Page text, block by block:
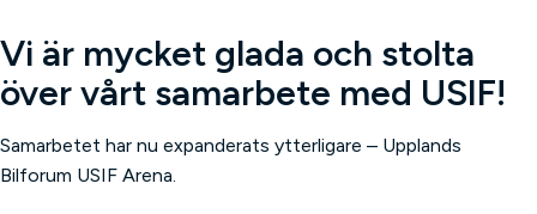
Vi är mycket glada och stolta
över vårt samarbete med USIF!
Samarbetet har nu expanderats ytterligare – Upplands
Bilforum USIF Arena.